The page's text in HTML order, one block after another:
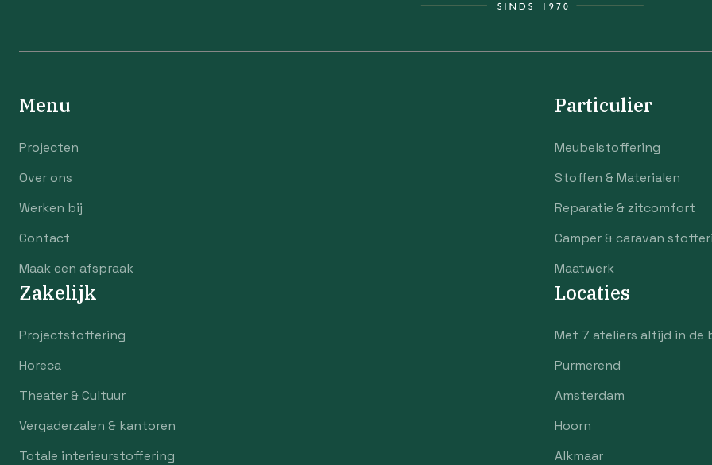
Menu
Projecten
Over ons
Werken bij
Contact
Maak een afspraak
Particulier
Meubelstoffering
Stoffen & Materialen
Reparatie & zitcomfort
Camper & caravan
Maatwerk
Zakelijk
Projectstoffering
Horeca
Theater & Cultuur
Vergaderzalen & kantoren
Totale interieurstoffering
Locaties
Met 7 ateliers altijd in de
Purmerend
Amsterdam
Hoorn
Alkmaar